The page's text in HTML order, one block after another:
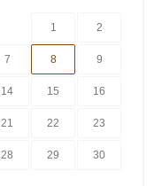
1 2
7 8 9
14 15 16
21 22 23
28 29 30